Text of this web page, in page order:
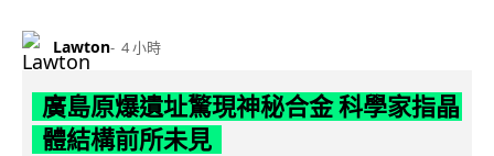
Lawton 4 小時
廣島原爆遺址驚現神秘合金 科學家指晶
體結構前所未見